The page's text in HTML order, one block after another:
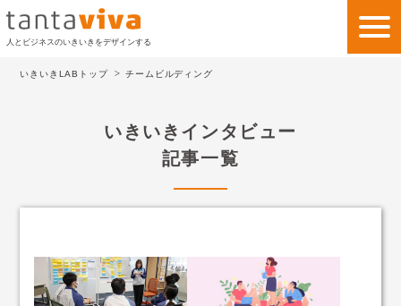
人とビジネスのいきいきをデザインする
私たちの考え方
私たちのビジネス
会社情報
いきいきLABトップ チームビルディング
いきいきインタビュー
記事一覧